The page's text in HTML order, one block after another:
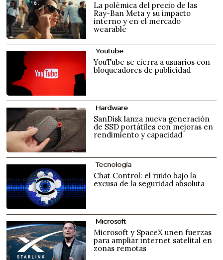
La polémica del precio de las
Ray-Ban Meta y su impacto
interno y en el mercado
wearable
Youtube
YouTube se cierra a usuarios con
bloqueadores de publicidad
Hardware
SanDisk lanza nueva generación
de SSD portátiles con mejoras en
rendimiento y capacidad
Tecnología
Chat Control: el ruido bajo la
excusa de la seguridad absoluta
Microsoft
Microsoft y SpaceX unen fuerzas
para ampliar internet satelital en
zonas remotas